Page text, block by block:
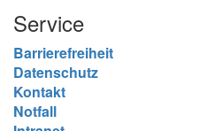
Service
Barrierefreiheit
Datenschutz
Kontakt
Notfall